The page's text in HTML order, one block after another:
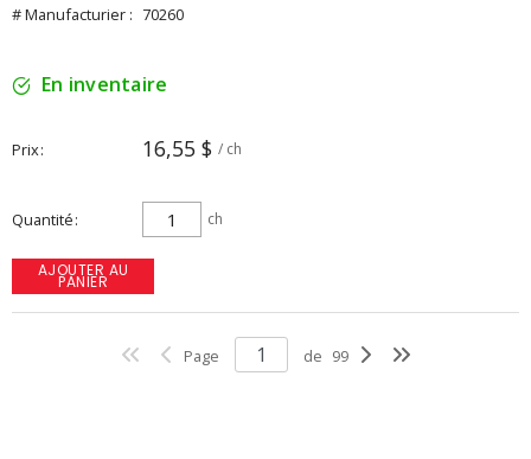
# Manufacturier : 70260
En inventaire
Prix 16,55 $ / ch
Quantité ch
AJOUTER AU
PANIER
Page de 99